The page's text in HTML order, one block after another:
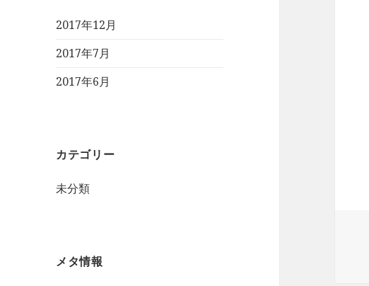
2017年12月
2017年7月
2017年6月
カテゴリー
未分類
メタ情報